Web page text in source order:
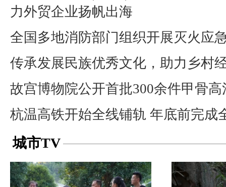
力外贸企业扬帆出海
全国多地消防部门组织开展灭火应
传承发展民族优秀文化，助力乡村
故宫博物院公开首批300余件甲骨高
杭温高铁开始全线铺轨 年底前完成
城市TV